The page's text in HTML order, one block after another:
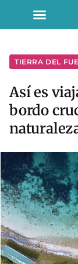
TIERRA DEL
Así es
bordo